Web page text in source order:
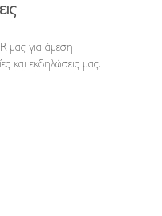
μας για άμεση
και εκδηλώσεις μας.